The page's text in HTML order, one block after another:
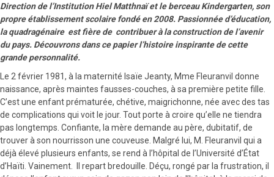
Direction de l’Institution Hiel Matthnaï et le berceau Kindergarten, son
propre établissement scolaire fondé en 2008. Passionnée d’éducation,
la quadragénaire est fière de contribuer à la construction de l’avenir
du pays. Découvrons dans ce papier l’histoire inspirante de cette
grande personnalité.
Le 2 février 1981, à la maternité Isaïe Jeanty, Mme Fleuranvil donne
naissance, après maintes fausses-couches, à sa première petite fille.
C’est une enfant prématurée, chétive, maigrichonne, née avec des tas
de complications qui voit le jour. Tout porte à croire qu’elle ne tiendra
pas longtemps. Confiante, la mère demande au père, dubitatif, de
trouver à son nourrisson une couveuse. Malgré lui, M. Fleuranvil qui a
déjà élevé plusieurs enfants, se rend à l’hôpital de l’Université d’État
d’Haïti. Vainement. Il repart bredouille. Déçu, rongé par la frustration, il